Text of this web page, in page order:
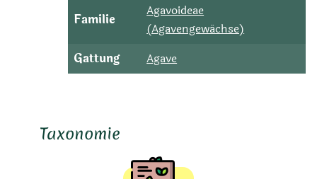
Familie
Agavoideae
(Agavengewächse)
Gattung
Agave
Taxonomie